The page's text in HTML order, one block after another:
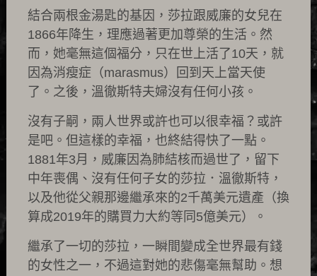
結合兩根金湯匙的基因，莎拉跟威廉的女兒在
1866年降生，理應過著更加尊榮的生活。然
而，她毫無這個福分，只在世上活了10天，就
因為消瘦症（marasmus）回到天上當天使
了。之後，溫徹斯特夫婦沒有任何小孩。
沒有子嗣，兩人世界或許也可以很幸福？或許
是吧。但這樣的幸福，也終結得快了一點。
1881年3月，威廉因為肺結核而過世了，留下
中年喪偶、沒有任何子女的莎拉．溫徹斯特，
以及他從父親那邊繼承來的2千萬美元遺產（換
算成2019年的購買力大約等同5億美元）。
繼承了一切的莎拉，一瞬間變成全世界最有錢
的女性之一，不過這對她的悲傷毫無幫助。想